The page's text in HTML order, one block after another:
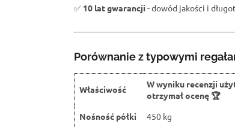
✅ 10 lat gwarancji - dowód jakości i
Porównanie z typowymi
Właściwość
W wyniku recenzji
otrzymał ocenę 🏆
Nośność półki 450 kg